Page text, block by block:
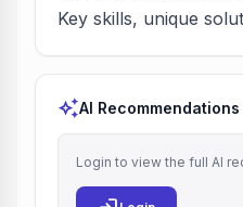
Key skills, unique
auto_awesomeAI Recommendations
Login to view the full AI